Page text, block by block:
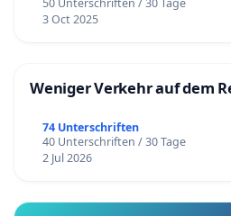
50 Unterschriften / 30 Tage
3 Oct 2025
Weniger Verkehr auf dem
74 Unterschriften
40 Unterschriften / 30 Tage
2 Jul 2026